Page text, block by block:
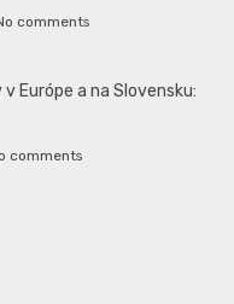
comments
Európe a na Slovensku:
comments